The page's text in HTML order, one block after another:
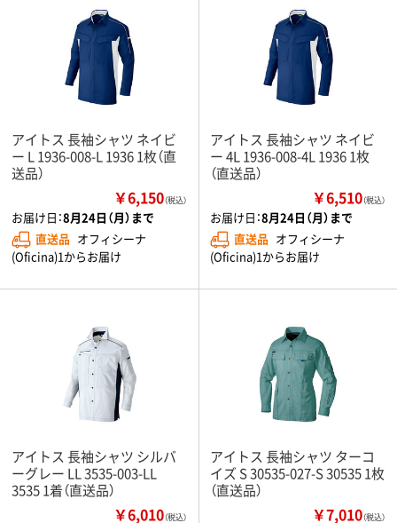
アイトス 長袖シャツ ネイビ
ー L 1936-008-L 1936 1枚（直
送品）
￥6,150（税込）
お届け日：8月24日（月）まで
直送品 オフィシーナ
(Oficina)1からお届け
アイトス 長袖シャツ ネイビ
ー 4L 1936-008-4L 1936 1枚
（直送品）
￥6,510（税込）
お届け日：8月24日（月）まで
直送品 オフィシーナ
(Oficina)1からお届け
アイトス 長袖シャツ シルバ
ーグレー LL 3535-003-LL
3535 1着（直送品）
￥6,010（税込）
アイトス 長袖シャツ ターコ
イズ S 30535-027-S 30535 1枚
（直送品）
￥7,010（税込）